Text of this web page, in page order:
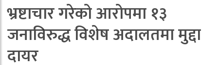
भ्रष्टाचार गरेको आरोपमा १३
जनाविरुद्ध विशेष अदालतमा मुद्दा
दायर